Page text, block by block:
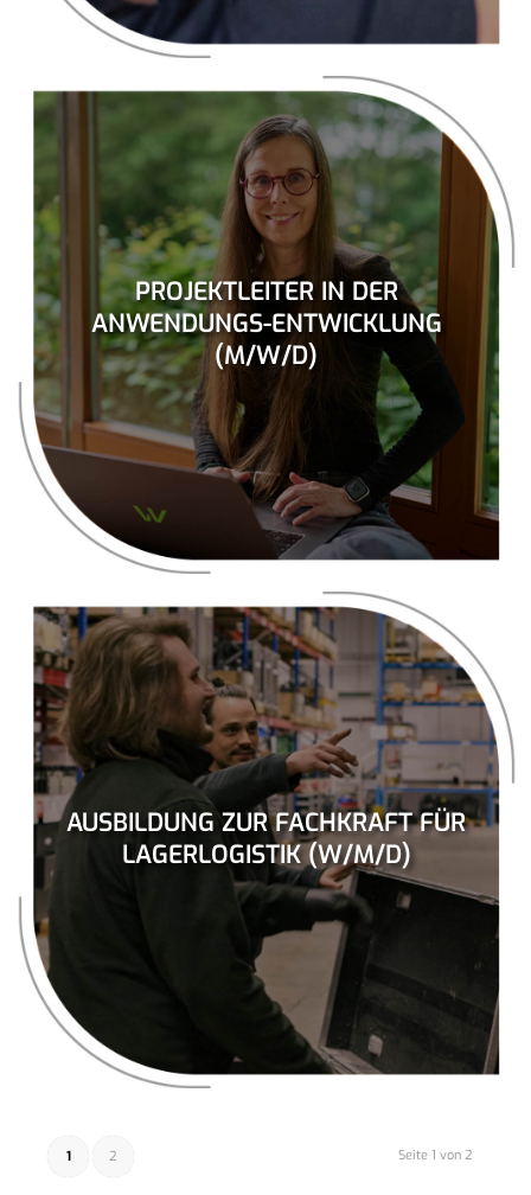
PROJEKTLEITER IN DER
ANWENDUNGS-ENTWICKLUNG
(M/W/D)
AUSBILDUNG ZUR FACHKRAFT FÜR
LAGERLOGISTIK (W/M/D)
Seite 1 von 2
1 2